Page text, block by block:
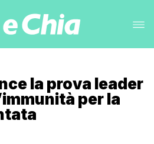
la prova leader
per la